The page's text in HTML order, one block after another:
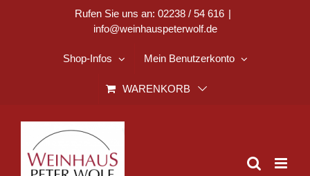
Rufen Sie uns an: 02238 / 54 616 |
info@weinhauspeterwolf.de
Shop-Infos Mein Benutzerkonto
WARENKORB